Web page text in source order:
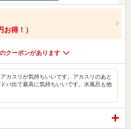
得！）
クーポンがあります
カスリが気持ちいいです。アカスリのあと
バ出て最高に気持ちいいです。水風呂も他